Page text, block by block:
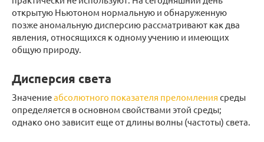
открытую Ньютоном нормальную и обнаруженную
позже аномальную дисперсию рассматривают как два
явления, относящихся к одному учению и имеющих
общую природу.
Дисперсия света
Значениеабсолютного показателя преломления среды
определяется в основном свойствами этой среды;
однако оно зависит еще от длины волны (частоты) света.